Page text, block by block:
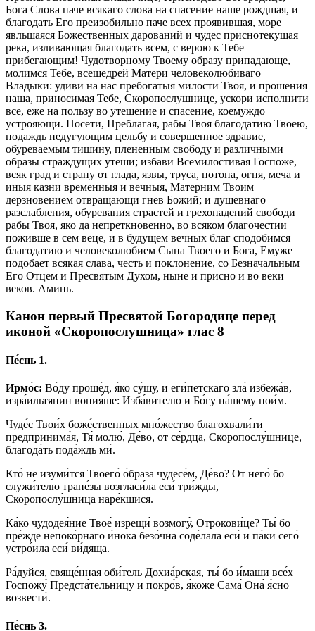
Бога Слова паче всякаго слова на спасение наше рождшая, и
благодать Его преизобильно паче всех проявившая, море
явльшаяся Божественных дарований и чудес приснотекущая
река, изливающая благодать всем, с верою к Тебе
прибегающим! Чудотворному Твоему образу припадающе,
молимся Тебе, всещедрей Матери человеколюбиваго
Владыки: удиви на нас пребогатыя милости Твоя, и прошения
наша, приносимая Тебе, Скоропослушнице, ускори исполнити
все, еже на пользу во утешение и спасение, коемуждо
устрояющи. Посети, Преблагая, рабы Твоя благодатию Твоею,
подаждь недугующим цельбу и совершенное здравие,
обуреваемым тишину, плененным свободу и различными
образы страждущих утеши; избави Всемилостивая Госпоже,
всяк град и страну от глада, язвы, труса, потопа, огня, меча и
иныя казни временныя и вечныя, Матерним Твоим
дерзновением отвращающи гнев Божий; и душевнаго
разслабления, обуревания страстей и грехопадений свободи
рабы Твоя, яко да непреткновенно, во всяком благочестии
поживше в сем веце, и в будущем вечных благ сподобимся
благодатию и человеколюбием Сына Твоего и Бога, Емуже
подобает всякая слава, честь и поклонение, со Безначальным
Его Отцем и Пресвятым Духом, ныне и присно и во веки
веков. Аминь.
Канон первый Пресвятой Богородице перед
иконой «Скоропослушница» глас 8
Пе́снь 1.
Ирмо́с: Во́ду проше́д, я́ко су́шу, и еги́петскаго зла́ избежа́в,
изра́ильтянин вопия́ше: Изба́вителю и Бо́гу на́шему пои́м.
Чуде́с Твои́х боже́ственных мно́жество благохвали́ти
предпринима́я, Тя́ молю́, Де́во, от се́рдца, Скоропослу́шнице,
благода́ть пода́ждь ми́.
Кто́ не изуми́тся Твоего́ о́браза чудесе́м, Де́во? От него́ бо
служи́телю трапе́зы возгласи́ла еси́ три́жды,
Скоропослу́шница наре́кшися.
Ка́ко чудодея́ние Твое́ изрещи́ возмогу́, Отрокови́це? Ты́ бо
пре́жде непоко́рнаго и́нока безо́чна соде́лала еси́ и па́ки сего́
устро́ила еси́ ви́дяща.
Ра́дуйся, свяще́нная оби́тель Дохиа́рская, ты́ бо и́маши все́х
Госпожу́ Предста́тельницу и покро́в, я́коже Сама́ Она́ я́сно
возвести́.
Пе́снь 3.